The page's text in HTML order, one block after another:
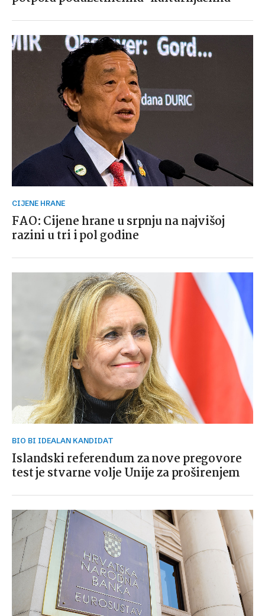
CIJENE HRANE
FAO: Cijene hrane u srpnju na najvišoj
razini u tri i pol godine
BIO BI IDEALAN KANDIDAT
Islandski referendum za nove pregovore
test je stvarne volje Unije za proširenjem